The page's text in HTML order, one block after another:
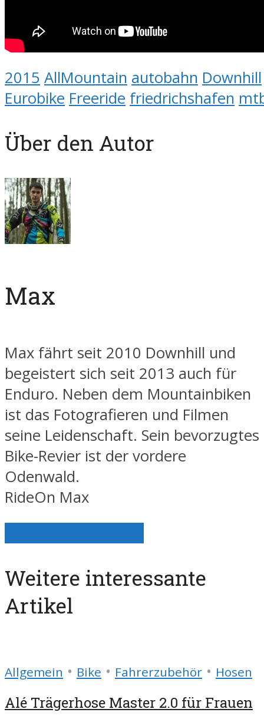
2015 AllMountain autobahn Downhill
Eurobike Freeride friedrichshafen
Über den Autor
Max
Max fährt seit 2010 Downhill und
begeistert sich seit 2013 auch für
Enduro. Neben dem Mountainbiken
ist das Fotografieren und Filmen
seine Leidenschaft. Sein bevorzugtes
Bike-Revier ist der vordere
Odenwald.
RideOn Max
Weitere interessante
Artikel
Allgemein • Bike • Fahrerzubehör • Hosen
Alé Trägerhose Master 2.0 für Frauen